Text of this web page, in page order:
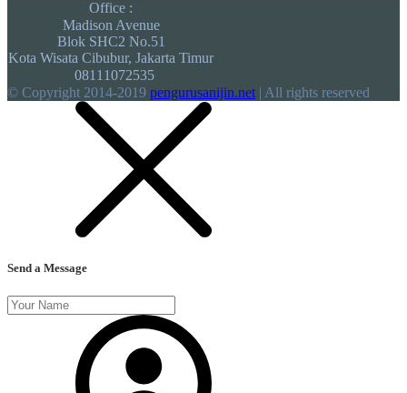
Office :
Madison Avenue
Blok SHC2 No.51
Kota Wisata Cibubur, Jakarta Timur
08111072535
© Copyright 2014-2019 pengurusanijin.net | All rights reserved
Send a Message